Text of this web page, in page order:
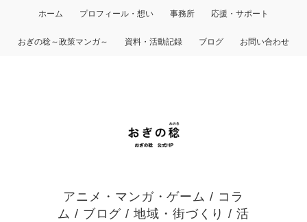
ホーム プロフィール・想い 事務所 応援・サポート
おぎの稔～政策マンガ～ 資料・活動記録 ブログ お問い合わせ
アニメ・マンガ・ゲーム / コラ
ム / ブログ /地域・街づくり /活